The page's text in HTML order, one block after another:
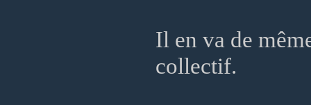
Il en va de
collectif.